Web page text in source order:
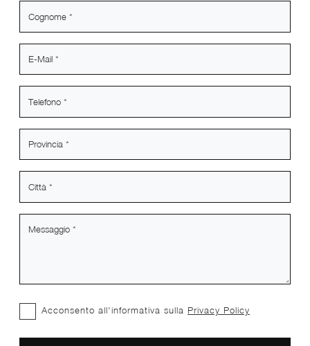
Acconsento all'informativa sulla Privacy Policy